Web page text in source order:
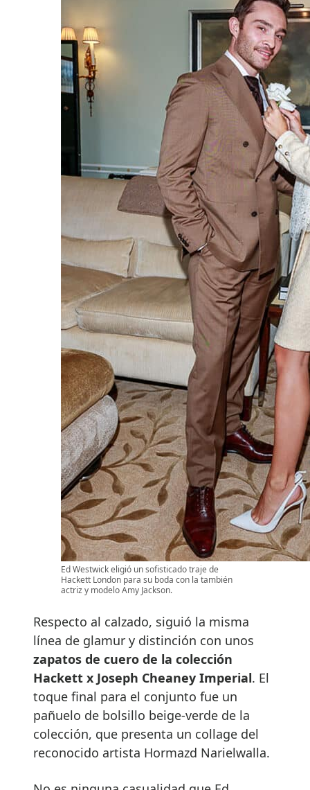
Ed Westwick eligió un sofisticado traje de
Hackett London para su boda con la también
actriz y modelo Amy Jackson.
Respecto al calzado, siguió la misma
línea de glamur y distinción con unos
zapatos de cuero de la colección
Hackett x Joseph Cheaney Imperial. El
toque final para el conjunto fue un
pañuelo de bolsillo beige-verde de la
colección, que presenta un collage del
reconocido artista Hormazd Narielwalla.